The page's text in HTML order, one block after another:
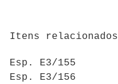
Itens relacionados
Esp. E3/155
Esp. E3/156